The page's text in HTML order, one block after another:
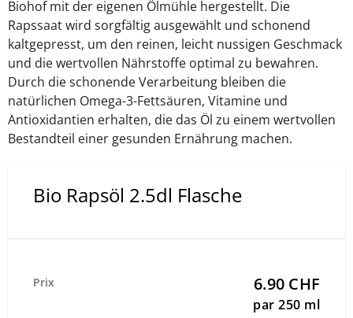
Biohof mit der eigenen Ölmühle hergestellt. Die
Rapssaat wird sorgfältig ausgewählt und schonend
kaltgepresst, um den reinen, leicht nussigen Geschmack
und die wertvollen Nährstoffe optimal zu bewahren.
Durch die schonende Verarbeitung bleiben die
natürlichen Omega-3-Fettsäuren, Vitamine und
Antioxidantien erhalten, die das Öl zu einem wertvollen
Bestandteil einer gesunden Ernährung machen.
Bio Rapsöl 2.5dl Flasche
Prix 6.90 CHF
par 250 ml